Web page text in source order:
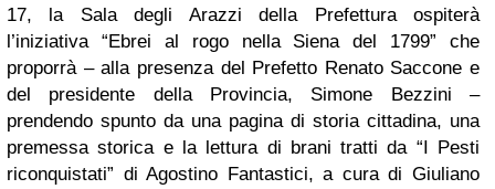
17, la Sala degli Arazzi della Prefettura ospiterà
l’iniziativa “Ebrei al rogo nella Siena del 1799” che
proporrà – alla presenza del Prefetto Renato Saccone e
del presidente della Provincia, Simone Bezzini –
prendendo spunto da una pagina di storia cittadina, una
premessa storica e la lettura di brani tratti da “I Pesti
riconquistati” di Agostino Fantastici, a cura di Giuliano